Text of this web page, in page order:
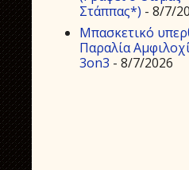
Στάππας*) - 8/7/
Μπασκετικό
Παραλία
3on3 - 8/7/2026